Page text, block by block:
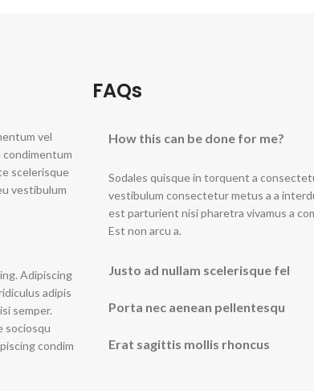
vel
condimentum
scelerisque
vestibulum
Adipiscing
adipis
semper.
sociosqu
condim
FAQs
How this can be done for me?
Sodales quisque in torquent a
vestibulum consectetur metus a a
est parturient nisi pharetra vivamus a
Est non arcu a.
Justo ad nullam scelerisque fel
Porta nec aenean pellentesqu
Erat sagittis mollis rhoncus